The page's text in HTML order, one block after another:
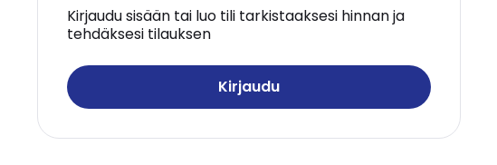
Kirjaudu sisään tai luo tili tarkistaaksesi hinnan ja
tehdäksesi tilauksen
Kirjaudu